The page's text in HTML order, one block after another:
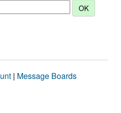
| Message Boards